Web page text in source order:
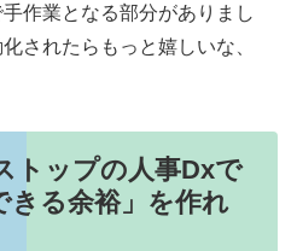
作業となる部分がありまし
されたらもっと嬉しいな、
トップの人事Dxで
きる余裕」を作れ